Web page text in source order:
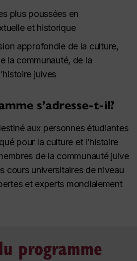
plus poussées en
et historique
approfondie de la culture,
la communauté, de la
juives
s’adresse-t-il?
aux personnes étudiantes
pour la culture et l’histoire
de la communauté juive
cours universitaires de niveau
et experts mondialement
programme